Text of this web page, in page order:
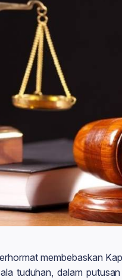
membebaskan
tuduhan, dalam